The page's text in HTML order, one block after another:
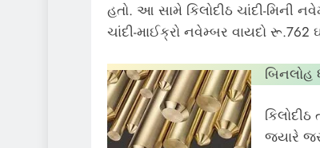
હતો. આ સામે કિલોદીઠ ચાંદી-મિની
ચાંદી-માઈક્રો નવેમ્બર વાયદો
બિનલોહ
જ્યારે